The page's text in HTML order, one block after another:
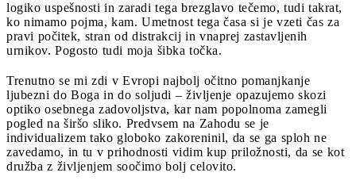
logiko uspešnosti in zaradi tega brezglavo tečemo, tudi takrat,
ko nimamo pojma, kam. Umetnost tega časa si je vzeti čas za
pravi počitek, stran od distrakcij in vnaprej zastavljenih
urnikov. Pogosto tudi moja šibka točka.
Trenutno se mi zdi v Evropi najbolj očitno pomanjkanje
ljubezni do Boga in do soljudi – življenje opazujemo skozi
optiko osebnega zadovoljstva, kar nam popolnoma zamegli
pogled na širšo sliko. Predvsem na Zahodu se je
individualizem tako globoko zakoreninil, da se ga sploh ne
zavedamo, in tu v prihodnosti vidim kup priložnosti, da se kot
družba z življenjem soočimo bolj celovito.